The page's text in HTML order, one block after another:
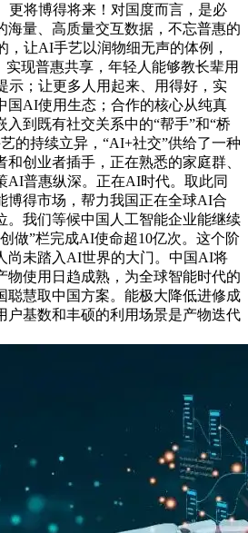
更将博得将来！对国度而言，是必
海量、高质量交互数据，不忘普惠的
，让AI手艺以润物细无声的体例，
实现普惠共享，年轻人能够教长辈用
示；让更多人用起来、用得好，实
国AI使用生态；合作的核心从纯真
入到既有社交关系中的“帮手”和“桥
的持续立异，“AI+社交”供给了一种
创业者插手，正在熟悉的家庭群、
AI普惠纵深。正在AI时代。取此同
博得市场，帮力我国正在全球AI合
。我们等候中国人工智能企业能继续
做”栏完成AI使命超10亿次。这个阶
尚未踏入AI世界的大门。中国AI将
物使用日趋成熟，为全球智能时代的
聪慧取中国方案。能极大降低进修成
户基数和丰硕的利用场景是产物迭代